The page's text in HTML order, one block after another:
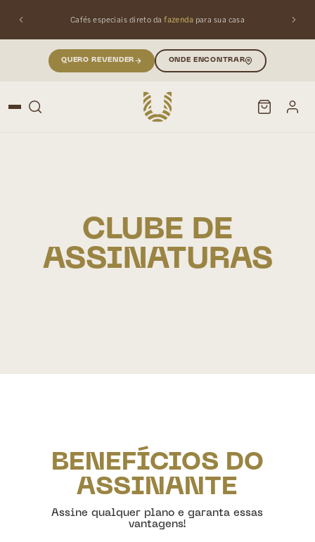
Cafés especiais direto dafazenda para sua casa
QUERO REVENDER ONDE ENCONTRAR
CLUBE DE
ASSINATURAS
BENEFÍCIOS DO
ASSINANTE
Assine qualquer plano e garanta essas
vantagens!